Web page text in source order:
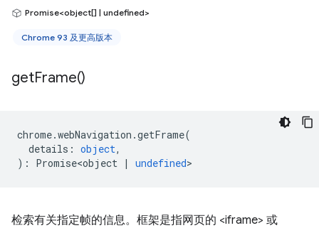
Promise<object[] | undefined>
Chrome 93 及更高版本
getFrame()
chrome.webNavigation .getFrame(
details : object,
) : Promise<object | undefined>
检索有关指定帧的信息。框架是指网页的 <iframe> 或